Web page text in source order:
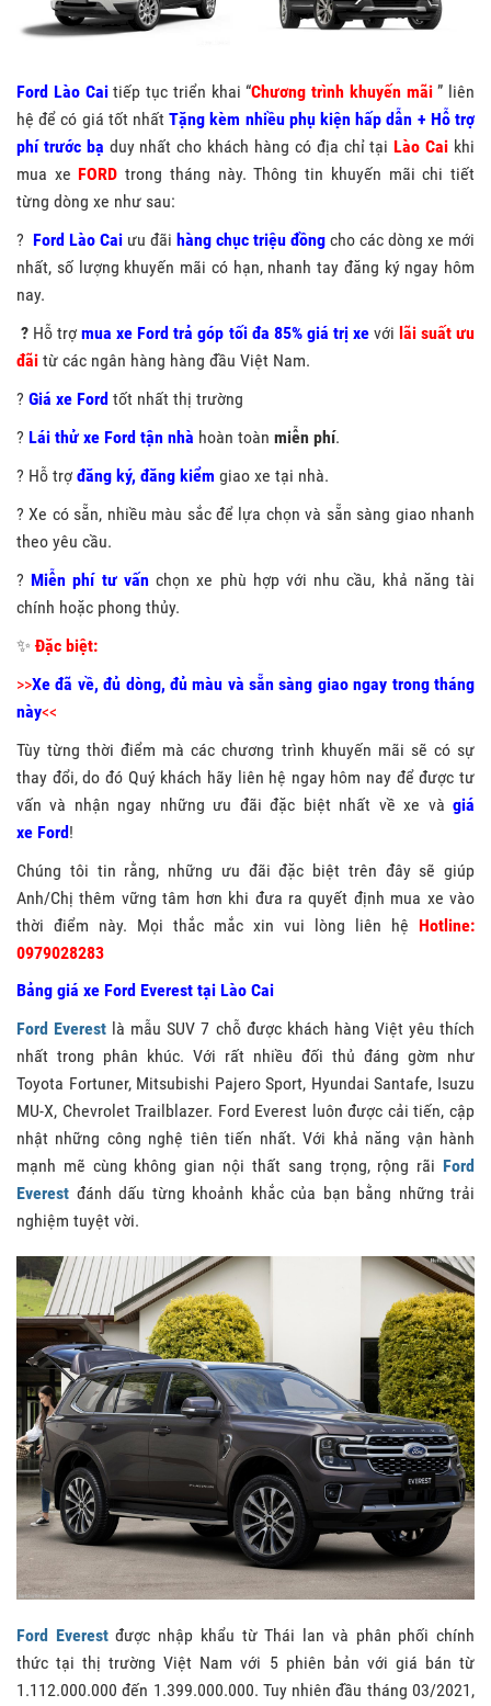
Ford Lào Caitiếp tục triển khai “Chương trình khuyến mãi ” liên
hệ để có giá tốt nhấtTặng kèm nhiều phụ kiện hấp dẫn + Hỗ trợ
phí trước bạ duy nhất cho khách hàng có địa chỉ tại Lào Cai khi
mua xe FORD trong tháng này. Thông tin khuyến mãi chi tiết
từng dòng xe như sau:
? Ford Lào Cai ưu đãi hàng chục triệu đồng cho các dòng xe mới
nhất, số lượng khuyến mãi có hạn, nhanh tay đăng ký ngay hôm
nay.
? Hỗ trợmua xe Ford trả góp tối đa 85% giá trị xevới lãi suất ưu
đãi từ các ngân hàng hàng đầu Việt Nam.
? Giá xe Ford tốt nhất thị trường
? Lái thử xe Ford tận nhà hoàn toàn miễn phí.
? Hỗ trợ đăng ký, đăng kiểm giao xe tại nhà.
? Xe có sẵn, nhiều màu sắc để lựa chọn và sẵn sàng giao nhanh
theo yêu cầu.
? Miễn phí tư vấnchọn xe phù hợp với nhu cầu, khả năng tài
chính hoặc phong thủy.
✨ Đặc biệt:
>>Xe đã về, đủ dòng, đủ màu và sẵn sàng giao ngay trong tháng
này<<
Tùy từng thời điểm mà các chương trình khuyến mãi sẽ có sự
thay đổi, do đó Quý khách hãy liên hệ ngay hôm nay để được tư
vấn và nhận ngay những ưu đãi đặc biệt nhất về xe và giá
xe Ford!
Chúng tôi tin rằng, những ưu đãi đặc biệt trên đây sẽ giúp
Anh/Chị thêm vững tâm hơn khi đưa ra quyết định mua xe vào
thời điểm này. Mọi thắc mắc xin vui lòng liên hệ Hotline:
0979028283
Bảng giá xe Ford Everest tại Lào Cai
Ford Everest là mẫu SUV 7 chỗ được khách hàng Việt yêu thích
nhất trong phân khúc. Với rất nhiều đối thủ đáng gờm như
Toyota Fortuner, Mitsubishi Pajero Sport, Hyundai Santafe, Isuzu
MU-X, Chevrolet Trailblazer. Ford Everest luôn được cải tiến, cập
nhật những công nghệ tiên tiến nhất. Với khả năng vận hành
mạnh mẽ cùng không gian nội thất sang trọng, rộng rãi Ford
Everest đánh dấu từng khoảnh khắc của bạn bằng những trải
nghiệm tuyệt vời.
Ford Everestđược nhập khẩu từ Thái lan và phân phối chính
thức tại thị trường Việt Nam với 5 phiên bản với giá bán từ
1.112.000.000 đến 1.399.000.000. Tuy nhiên đầu tháng 03/2021,